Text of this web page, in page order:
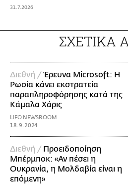
31.7.2026
ΣΧΕΤΙΚΑ
Διεθνή /Έρευνα Microsoft: Η
Ρωσία κάνει εκστρατεία
παραπληροφόρησης κατά της
Κάμαλα Χάρις
LIFO NEWSROOM
18.9.2024
Διεθνή / Προειδοποίηση
Μπέρμποκ: «Αν πέσει η
Ουκρανία, η Μολδαβία είναι η
επόμενη»